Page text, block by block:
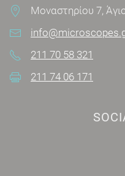
Μοναστηρίου 7,
211 70 58 321
211 74 06 171